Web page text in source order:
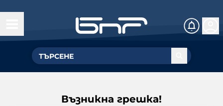
Възникна грешка!